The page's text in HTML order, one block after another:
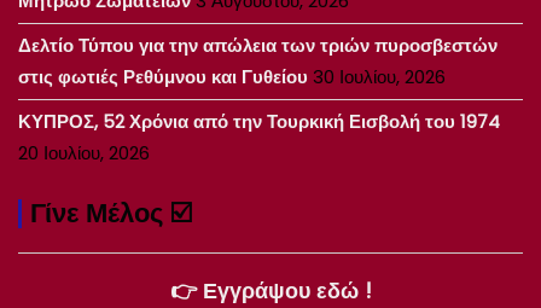
Δελτίο Τύπου για την απώλεια των τριών πυροσβεστών
στις φωτιές Ρεθύμνου και Γυθείου 30 Ιουλίου, 2026
ΚΥΠΡΟΣ, 52 Χρόνια από την Τουρκική Εισβολή του 1974
20 Ιουλίου, 2026
Γίνε Μέλος ☑️
👉 Εγγράψου εδώ !